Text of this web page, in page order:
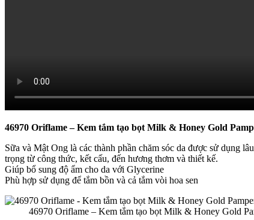
46970 Oriflame – Kem tắm tạo bọt Milk & Honey Gold
Sữa và Mật Ong là các thành phần chăm sóc da được sử dụng
trọng từ công thức, kết cấu, đến hương thơm và thiết kế.
Giúp bổ sung độ ẩm cho da với Glycerine
Phù hợp sử dụng để tắm bồn và cả tắm vòi hoa sen
46970 Oriflame – Kem tắm tạo bọt Milk & Honey Gold